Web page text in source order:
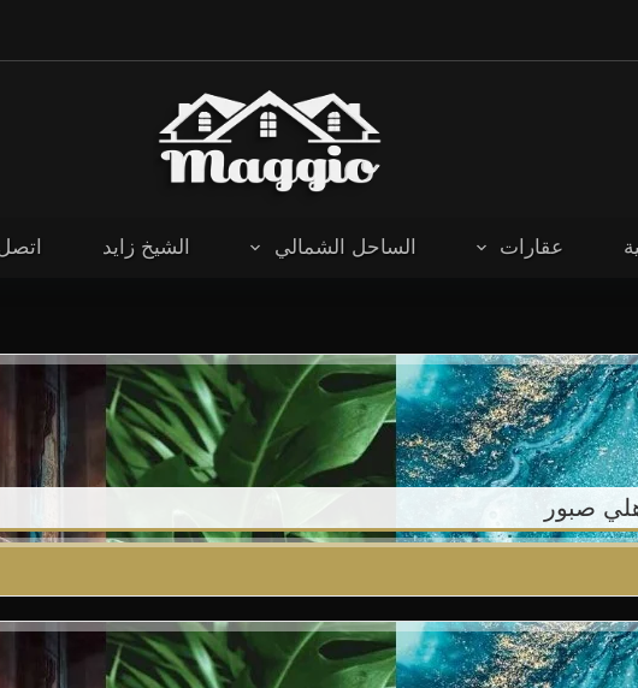
عقارات الساحل الشمالي الشيخ زايد
صبور